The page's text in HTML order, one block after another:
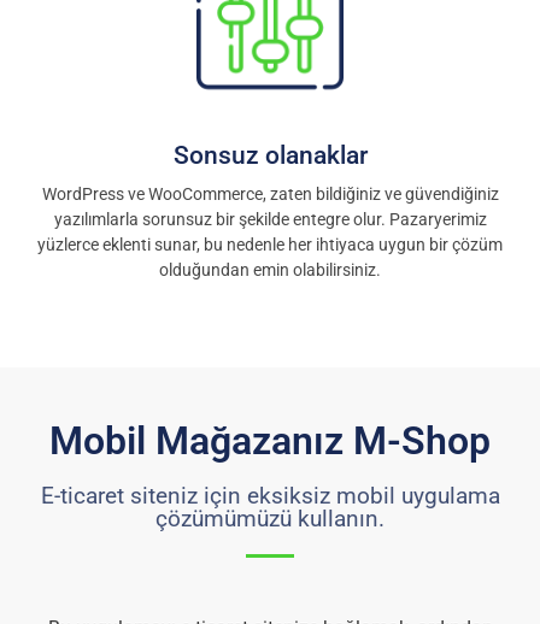
Sonsuz olanaklar
WordPress ve WooCommerce, zaten bildiğiniz ve güvendiğiniz
yazılımlarla sorunsuz bir şekilde entegre olur. Pazaryerimiz
yüzlerce eklenti sunar, bu nedenle her ihtiyaca uygun bir çözüm
Mobil Mağazanız M-Shop
E-ticaret siteniz için eksiksiz mobil uygulama
çözümümüzü kullanın.